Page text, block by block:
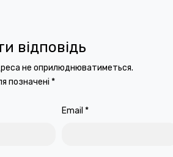
відповідь
не оприлюднюватиметься.
позначені *
Email*